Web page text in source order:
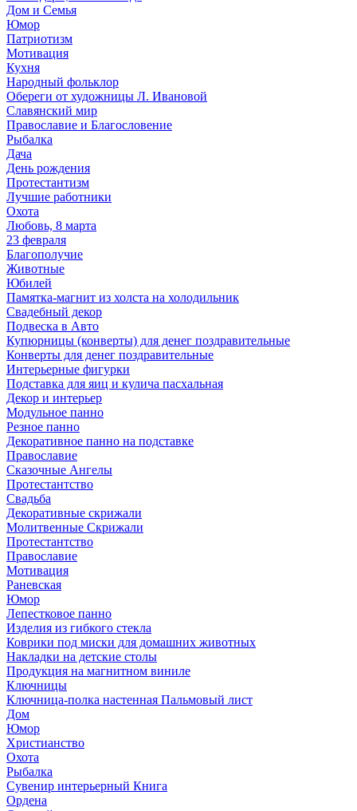
Дом и Семья
Юмор
Патриотизм
Мотивация
Кухня
Народный фольклор
Обереги от художницы Л. Ивановой
Славянский мир
Православие и Благословение
Рыбалка
Дача
День рождения
Протестантизм
Лучшие работники
Охота
Любовь, 8 марта
23 февраля
Благополучие
Животные
Юбилей
Памятка-магнит из холста на холодильник
Свадебный декор
Подвеска в Авто
Купюрницы (конверты) для денег поздравительные
Конверты для денег поздравительные
Интерьерные фигурки
Подставка для яиц и кулича пасхальная
Декор и интерьер
Модульное панно
Резное панно
Декоративное панно на подставке
Православие
Сказочные Ангелы
Протестантство
Свадьба
Декоративные скрижали
Молитвенные Скрижали
Протестантство
Православие
Мотивация
Раневская
Юмор
Лепестковое панно
Изделия из гибкого стекла
Коврики под миски для домашних животных
Накладки на детские столы
Продукция на магнитном виниле
Ключницы
Ключница-полка настенная Пальмовый лист
Дом
Юмор
Христианство
Охота
Рыбалка
Сувенир интерьерный Книга
Ордена